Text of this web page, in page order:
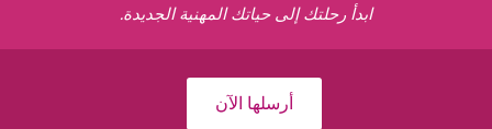
ابدأ رحلتك إلى حياتك المهنية الجديدة.
أرسلها الآن